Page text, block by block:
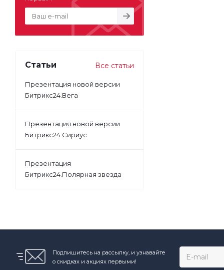
Статьи Все статьи
Презентация новой версии
Битрикс24.Вега
Презентация новой версии
Битрикс24.Сириус
Презентация
Битрикс24.Полярная звезда
Подпишитесь на рассылку, и узнавайте
о скидках и акциях первыми!